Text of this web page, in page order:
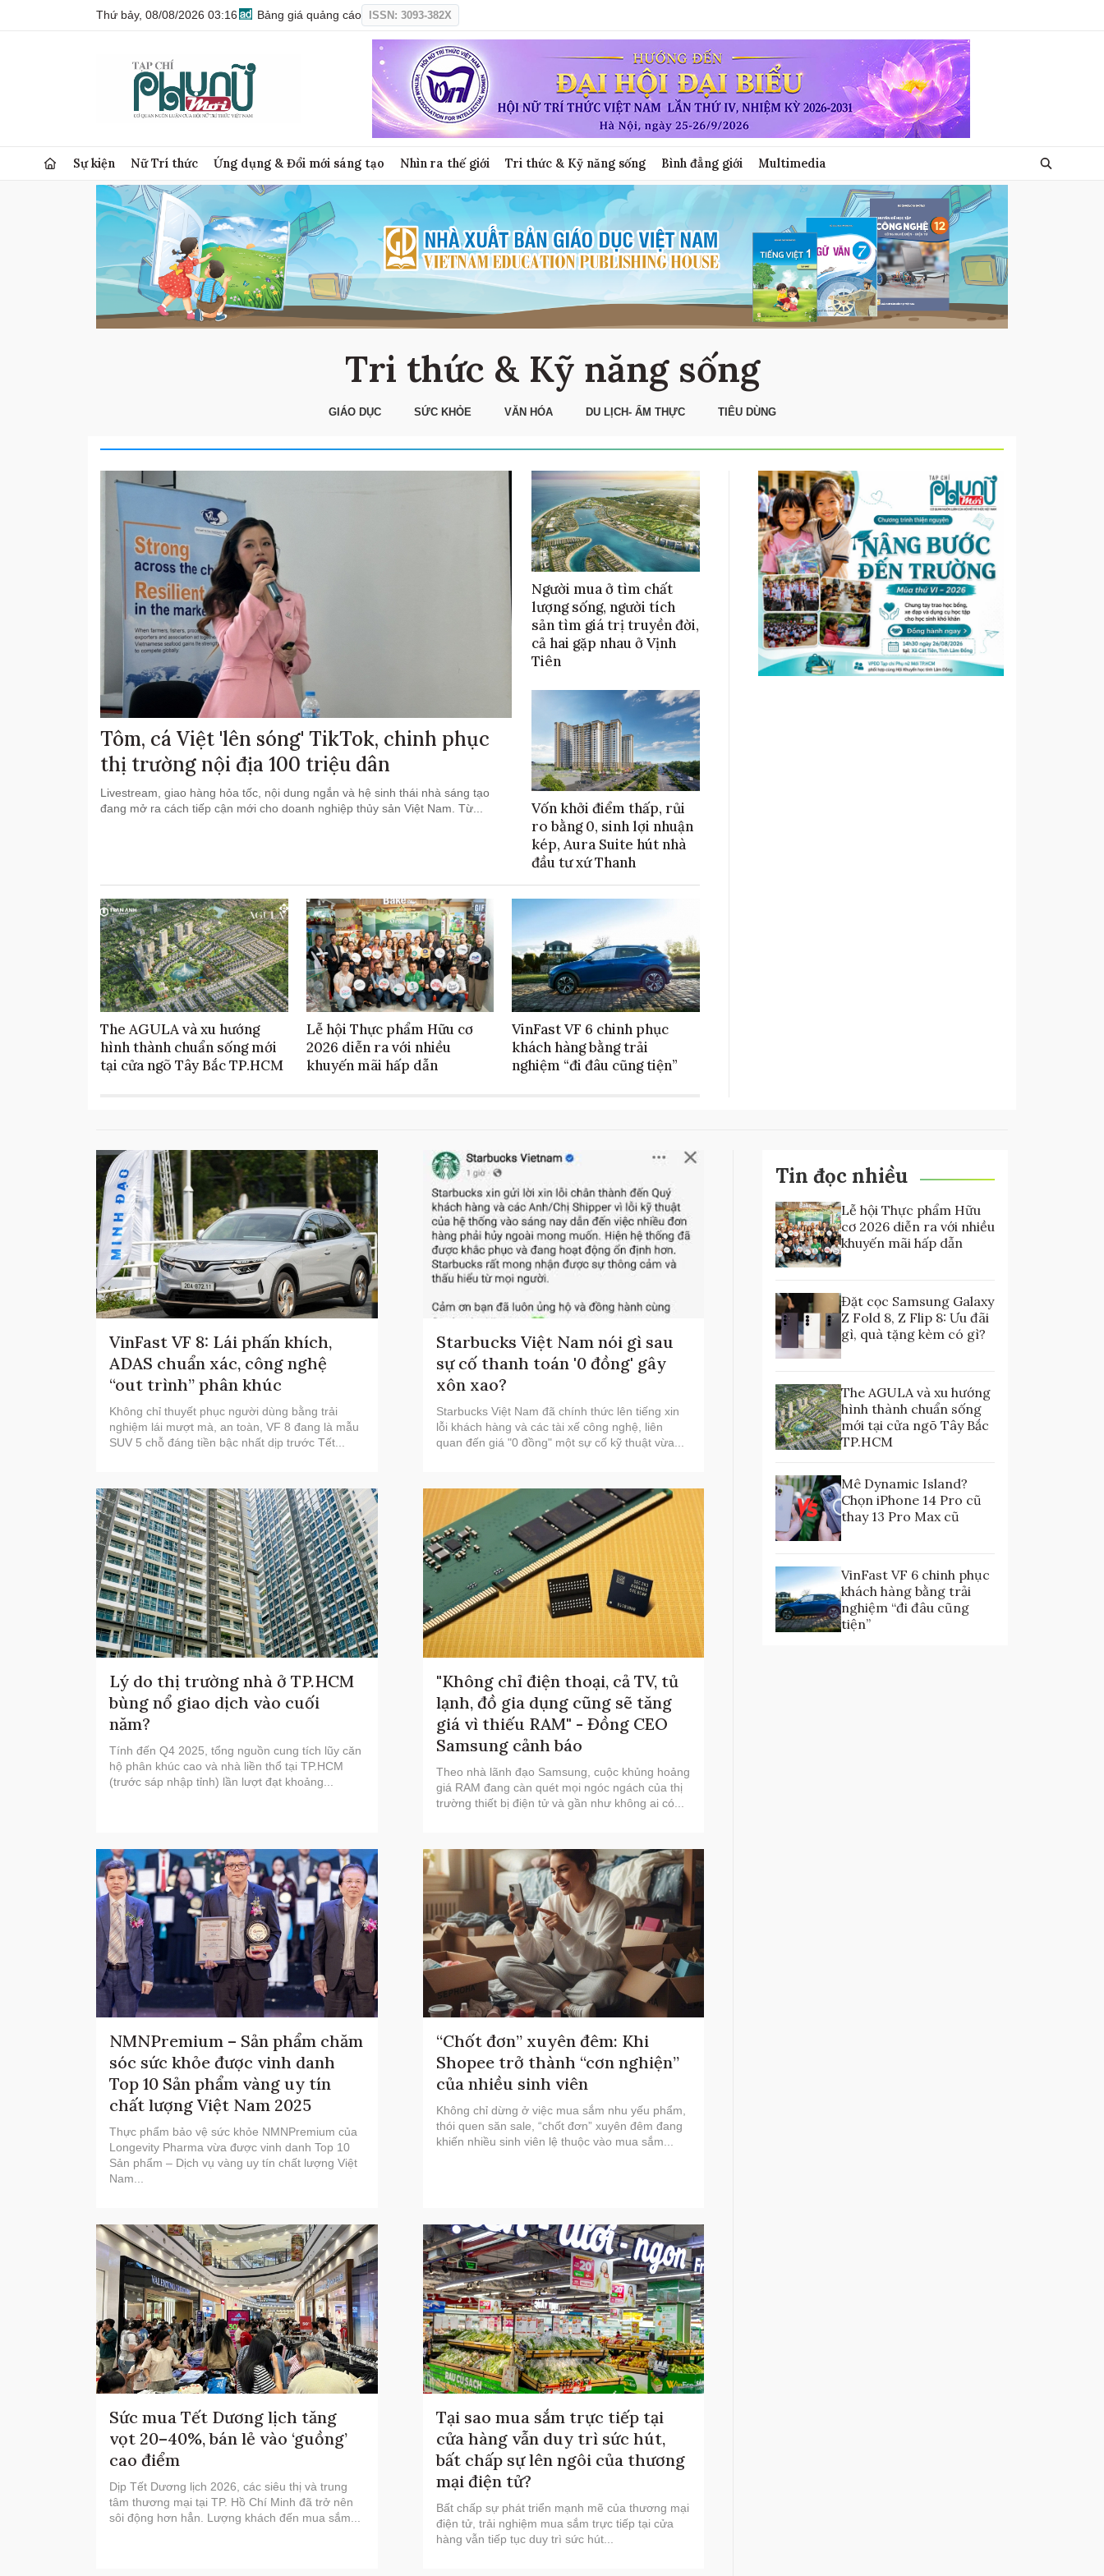
Thứ bảy, 08/08/2026 03:16 Bảng giá quảng cáo ISSN: 3093-382X
Sự kiện Nữ Trí thức Ứng dụng & Đổi mới sáng tạo Nhìn ra thế giới Tri thức & Kỹ năng sống Bình đẳng giới Multimedia
Tri thức & Kỹ năng sống
GIÁO DỤC SỨC KHỎE VĂN HÓA DU LỊCH- ẨM THỰC TIÊU DÙNG
Tôm, cá Việt 'lên sóng' TikTok, chinh phục
thị trường nội địa 100 triệu dân
Livestream, giao hàng hỏa tốc, nội dung ngắn và hệ sinh thái nhà sáng tạo
đang mở ra cách tiếp cận mới cho doanh nghiệp thủy sản Việt Nam. Từ...
Người mua ở tìm chất
lượng sống, người tích
sản tìm giá trị truyền đời,
cả hai gặp nhau ở Vịnh
Tiên
Vốn khởi điểm thấp, rủi
ro bằng 0, sinh lợi nhuận
kép, Aura Suite hút nhà
đầu tư xứ Thanh
The AGULA và xu hướng
hình thành chuẩn sống mới
tại cửa ngõ Tây Bắc TP.HCM
Lễ hội Thực phẩm Hữu cơ
2026 diễn ra với nhiều
khuyến mãi hấp dẫn
VinFast VF 6 chinh phục
khách hàng bằng trải
nghiệm “đi đâu cũng tiện”
VinFast VF 8: Lái phấn khích,
ADAS chuẩn xác, công nghệ
“out trình” phân khúc
Không chỉ thuyết phục người dùng bằng trải
nghiệm lái mượt mà, an toàn, VF 8 đang là mẫu
SUV 5 chỗ đáng tiền bậc nhất dịp trước Tết...
Starbucks Việt Nam nói gì sau
sự cố thanh toán '0 đồng' gây
xôn xao?
Starbucks Việt Nam đã chính thức lên tiếng xin
lỗi khách hàng và các tài xế công nghệ, liên
quan đến giá "0 đồng" một sự cố kỹ thuật vừa...
Lý do thị trường nhà ở TP.HCM
bùng nổ giao dịch vào cuối
năm?
Tính đến Q4 2025, tổng nguồn cung tích lũy căn
hộ phân khúc cao và nhà liền thổ tại TP.HCM
(trước sáp nhập tỉnh) lần lượt đạt khoảng...
"Không chỉ điện thoại, cả TV, tủ
lạnh, đồ gia dụng cũng sẽ tăng
giá vì thiếu RAM" - Đồng CEO
Samsung cảnh báo
Theo nhà lãnh đạo Samsung, cuộc khủng hoảng
giá RAM đang càn quét mọi ngóc ngách của thị
trường thiết bị điện tử và gần như không ai có...
NMNPremium – Sản phẩm chăm
sóc sức khỏe được vinh danh
Top 10 Sản phẩm vàng uy tín
chất lượng Việt Nam 2025
Thực phẩm bảo vệ sức khỏe NMNPremium của
Longevity Pharma vừa được vinh danh Top 10
Sản phẩm – Dịch vụ vàng uy tín chất lượng Việt
Nam...
“Chốt đơn” xuyên đêm: Khi
Shopee trở thành “cơn nghiện”
của nhiều sinh viên
Không chỉ dừng ở việc mua sắm nhu yếu phẩm,
thói quen săn sale, “chốt đơn” xuyên đêm đang
khiến nhiều sinh viên lệ thuộc vào mua sắm...
Sức mua Tết Dương lịch tăng
vọt 20–40%, bán lẻ vào ‘guồng’
cao điểm
Dịp Tết Dương lịch 2026, các siêu thị và trung
tâm thương mại tại TP. Hồ Chí Minh đã trở nên
sôi động hơn hẳn. Lượng khách đến mua sắm...
Tại sao mua sắm trực tiếp tại
cửa hàng vẫn duy trì sức hút,
bất chấp sự lên ngôi của thương
mại điện tử?
Bất chấp sự phát triển mạnh mẽ của thương mại
điện tử, trải nghiệm mua sắm trực tiếp tại cửa
hàng vẫn tiếp tục duy trì sức hút...
Tin đọc nhiều
Lễ hội Thực phẩm Hữu
cơ 2026 diễn ra với nhiều
khuyến mãi hấp dẫn
Đặt cọc Samsung Galaxy
Z Fold 8, Z Flip 8: Ưu đãi
gì, quà tặng kèm có gì?
The AGULA và xu hướng
hình thành chuẩn sống
mới tại cửa ngõ Tây Bắc
TP.HCM
Mê Dynamic Island?
Chọn iPhone 14 Pro cũ
thay 13 Pro Max cũ
VinFast VF 6 chinh phục
khách hàng bằng trải
nghiệm “đi đâu cũng
tiện”